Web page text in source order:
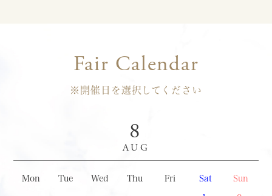
Fair Calendar
※開催日を選択してください
8
AUG
Mon Tue Wed Thu Fri Sat Sun